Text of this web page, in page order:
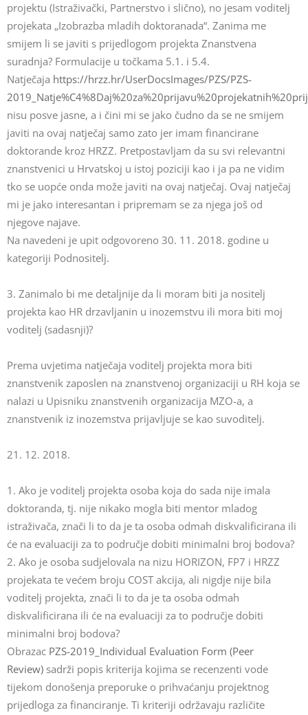
projektu (Istraživački, Partnerstvo i slično), no jesam voditelj
projekata „Izobrazba mladih doktoranada“. Zanima me
smijem li se javiti s prijedlogom projekta Znanstvena
suradnja? Formulacije u točkama 5.1. i 5.4.
Natječaja https://hrzz.hr/UserDocsImages/PZS/PZS-
nisu posve jasne, a i čini mi se jako čudno da se ne smijem
javiti na ovaj natječaj samo zato jer imam financirane
doktorande kroz HRZZ. Pretpostavljam da su svi relevantni
znanstvenici u Hrvatskoj u istoj poziciji kao i ja pa ne vidim
tko se uopće onda može javiti na ovaj natječaj. Ovaj natječaj
mi je jako interesantan i pripremam se za njega još od
njegove najave.
Na navedeni je upit odgovoreno 30. 11. 2018. godine u
kategoriji Podnositelj.
3. Zanimalo bi me detaljnije da li moram biti ja nositelj
projekta kao HR drzavljanin u inozemstvu ili mora biti moj
voditelj (sadasnji)?
Prema uvjetima natječaja voditelj projekta mora biti
znanstvenik zaposlen na znanstvenoj organizaciji u RH koja se
nalazi u Upisniku znanstvenih organizacija MZO-a, a
znanstvenik iz inozemstva prijavljuje se kao suvoditelj.
21. 12. 2018.
1. Ako je voditelj projekta osoba koja do sada nije imala
doktoranda, tj. nije nikako mogla biti mentor mladog
istraživača, znači li to da je ta osoba odmah diskvalificirana ili
će na evaluaciji za to područje dobiti minimalni broj bodova?
2. Ako je osoba sudjelovala na nizu HORIZON, FP7 i HRZZ
projekata te većem broju COST akcija, ali nigdje nije bila
voditelj projekta, znači li to da je ta osoba odmah
diskvalificirana ili će na evaluaciji za to područje dobiti
minimalni broj bodova?
Obrazac PZS-2019_Individual Evaluation Form (Peer
Review) sadrži popis kriterija kojima se recenzenti vode
tijekom donošenja preporuke o prihvaćanju projektnog
prijedloga za financiranje. Ti kriteriji održavaju različite